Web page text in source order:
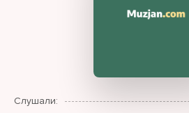
Слушали: